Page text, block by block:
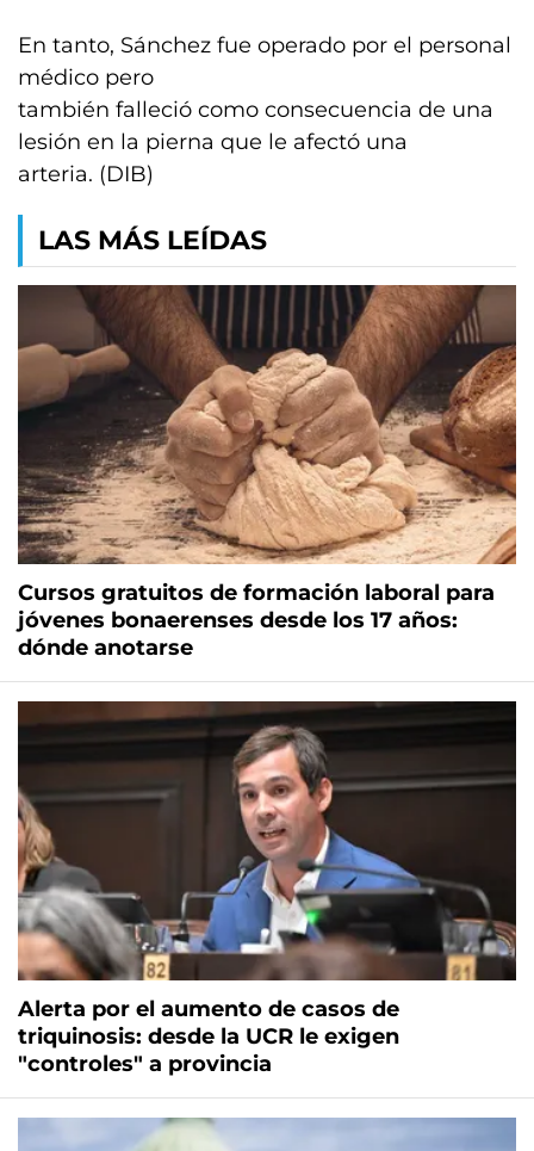
En tanto, Sánchez fue operado por el personal
médico pero
también falleció como consecuencia de una
lesión en la pierna que le afectó una
arteria. (DIB)
LAS MÁS LEÍDAS
Cursos gratuitos de formación laboral para
jóvenes bonaerenses desde los 17 años:
dónde anotarse
Alerta por el aumento de casos de
triquinosis: desde la UCR le exigen
"controles" a provincia